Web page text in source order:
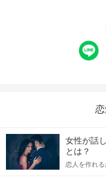
女性が話
とは？
恋人を作れ